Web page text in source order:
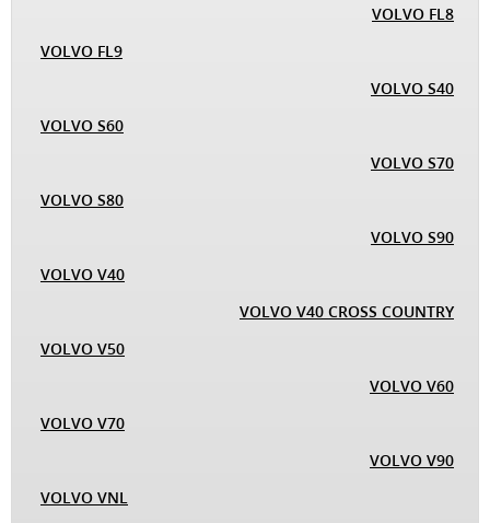
VOLVO FL8
VOLVO FL9
VOLVO S40
VOLVO S60
VOLVO S70
VOLVO S80
VOLVO S90
VOLVO V40
VOLVO V40 CROSS COUNTRY
VOLVO V50
VOLVO V60
VOLVO V70
VOLVO V90
VOLVO VNL